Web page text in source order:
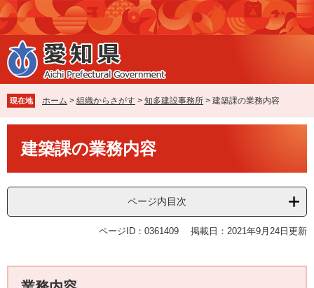
ペ
ー
ジ
の
先
で
す
。
メ
ニ
ュ
ー
を
ば
し
て
現在地 ホーム > 組織からさがす > 知多建設事務所 > 建築課の業務内容
建築課の業務内容
ページ内目次
ページID：0361409 掲載日：2021年9月24日更新